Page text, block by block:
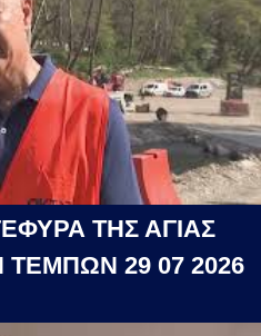
ΤΗΣ ΑΓΙΑΣ
29 07 2026